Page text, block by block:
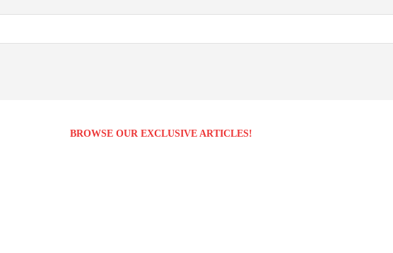
BROWSE OUR EXCLUSIVE ARTICLES!